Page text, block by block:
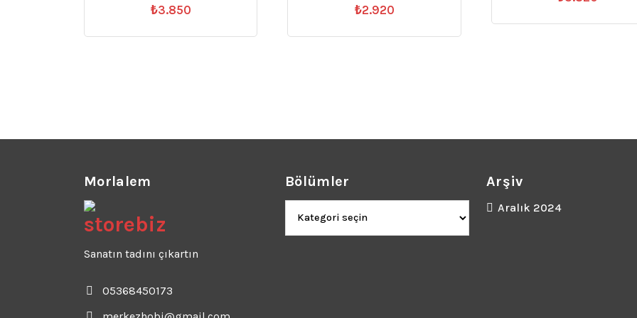
₺3.850 ₺2.920
Morlalem
Sanatın tadını çıkartın
05368450173
Bölümler
Bölümler
Arşiv
Aralık 2024